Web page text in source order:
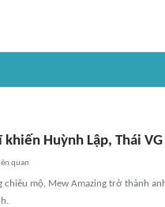
khiến Huỳnh Lập, Thái
quan
chiêu mộ, Mew Amazing trở thành